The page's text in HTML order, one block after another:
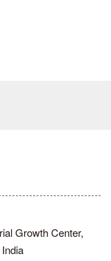
Growth Center,